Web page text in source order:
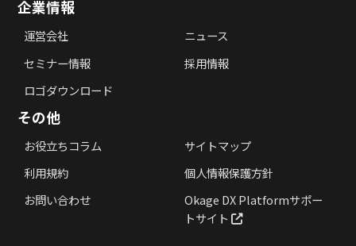
企業情報
運営会社
ニュース
セミナー情報
採用情報
ロゴダウンロード
その他
お役立ちコラム
サイトマップ
利用規約
個人情報保護方針
お問い合わせ
Okage DX Platformサポー
トサイト